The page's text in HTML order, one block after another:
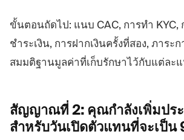
ขั้นตอนถัดไป: แนบ CAC, การทำ KYC,
ชำระเงิน, การฝากเงินครั้งที่สอง, ภาระ
สมมติฐานมูลค่าที่เก็บรักษาไว้กับแต่ละแ
สัญญาณที่ 2: คุณกำลังเพิ่มปร
สำหรับวันเปิดตัวแทนที่จะเป็น